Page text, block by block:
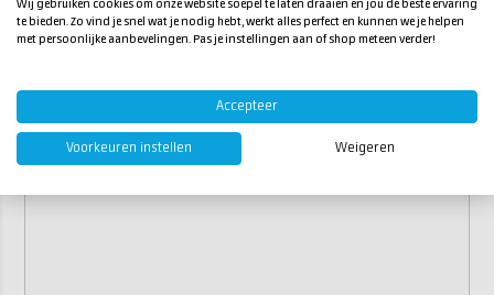
Wij gebruiken cookies om onze website soepel te laten draaien en jou de beste ervaring
te bieden. Zo vind je snel wat je nodig hebt, werkt alles perfect en kunnen we je helpen
met persoonlijke aanbevelingen. Pas je instellingen aan of shop meteen verder!
Accepteer
Voorkeuren instellen Weigeren